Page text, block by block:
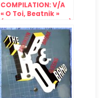
COMPILATION: V/A
« O Toi, Beatnik »